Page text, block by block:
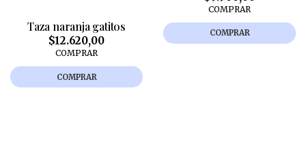
Taza naranja gatitos
$12.620,00
COMPRAR
COMPRAR
COMPRAR
COMPRAR